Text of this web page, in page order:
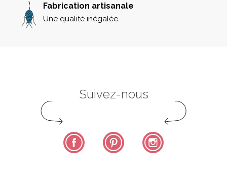
Fabrication artisanale
Une qualité inégalée
Suivez-nous
Facebook Pinterest